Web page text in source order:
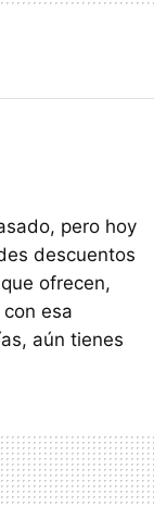
pero hoy
descuentos
ofrecen,
esa
aún tienes